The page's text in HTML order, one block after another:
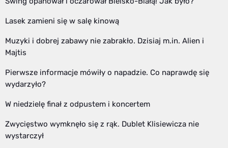
Lasek zamieni się w salę kinową
Muzyki i dobrej zabawy nie zabrakło. Dzisiaj m.in. Alien i
Majtis
Pierwsze informacje mówiły o napadzie. Co naprawdę się
wydarzyło?
W niedzielę finał z odpustem i koncertem
Zwycięstwo wymknęło się z rąk. Dublet Klisiewicza nie
wystarczył